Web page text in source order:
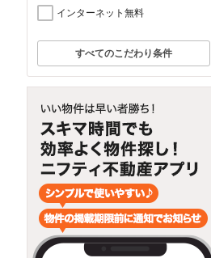
インターネット無料
すべてのこだわり条件